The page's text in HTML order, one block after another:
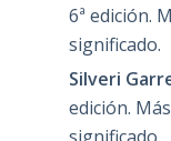
6ª edición.
significado.
Silveri
edición.